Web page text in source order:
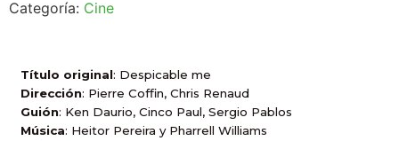
Categoría: Cine
Título original: Despicable me
Dirección: Pierre Coffin, Chris Renaud
Guión: Ken Daurio, Cinco Paul, Sergio Pablos
Música: Heitor Pereira y Pharrell Williams